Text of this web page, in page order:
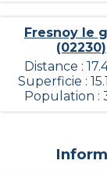
Fresnoy le
(02230)
Distance :
Superficie :
Population :